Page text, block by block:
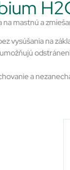
mastnú a
vysúšania na
a